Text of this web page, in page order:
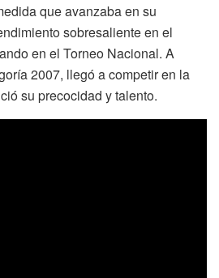
que avanzaba en su
sobresaliente en el
en el Torneo Nacional. A
2007, llegó a competir en la
su precocidad y talento.